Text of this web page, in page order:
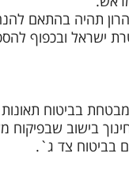
תהיה בהתאם
ישראל ובכפוף
בביטוח
בישוב שבפיקוח
בביטוח צד ג`.